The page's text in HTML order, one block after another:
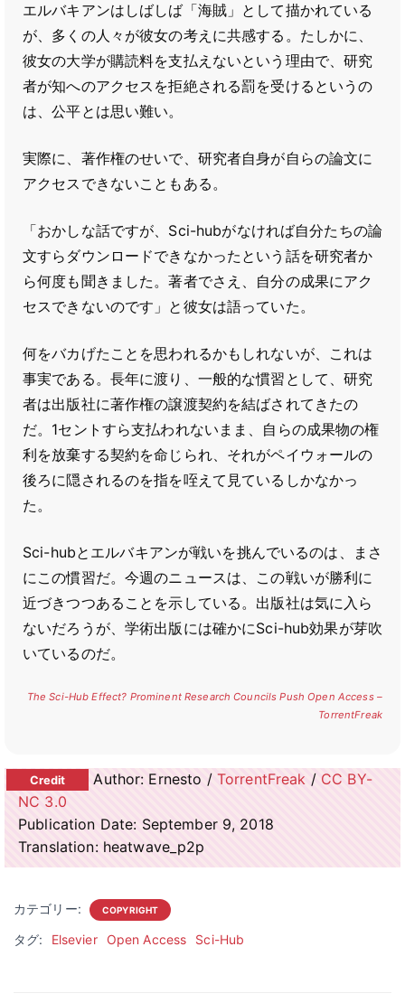
エルバキアンはしばしば「海賊」として描かれている
が、多くの人々が彼女の考えに共感する。たしかに、
彼女の大学が購読料を支払えないという理由で、研究
者が知へのアクセスを拒絶される罰を受けるというの
は、公平とは思い難い。
実際に、著作権のせいで、研究者自身が自らの論文に
アクセスできないこともある。
「おかしな話ですが、Sci-hubがなければ自分たちの論
文すらダウンロードできなかったという話を研究者か
ら何度も聞きました。著者でさえ、自分の成果にアク
セスできないのです」と彼女は語っていた。
何をバカげたことを思われるかもしれないが、これは
事実である。長年に渡り、一般的な慣習として、研究
者は出版社に著作権の譲渡契約を結ばされてきたの
だ。1セントすら支払われないまま、自らの成果物の権
利を放棄する契約を命じられ、それがペイウォールの
後ろに隠されるのを指を咥えて見ているしかなかっ
た。
Sci-hubとエルバキアンが戦いを挑んでいるのは、まさ
にこの慣習だ。今週のニュースは、この戦いが勝利に
近づきつつあることを示している。出版社は気に入ら
ないだろうが、学術出版には確かにSci-hub効果が芽吹
いているのだ。
The Sci-Hub Effect? Prominent Research Councils Push Open Access –
TorrentFreak
Author: Ernesto / TorrentFreak / CC BY-
NC 3.0
Publication Date: September 9, 2018
Translation: heatwave_p2p
カテゴリー: COPYRIGHT
タグ: Elsevier Open Access Sci-Hub